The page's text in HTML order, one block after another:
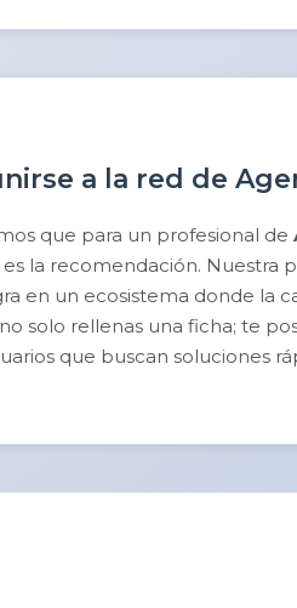
a la red de
que para un profesional de
la recomendación. Nuestra
en un ecosistema donde la
solo rellenas una ficha; te
que buscan soluciones